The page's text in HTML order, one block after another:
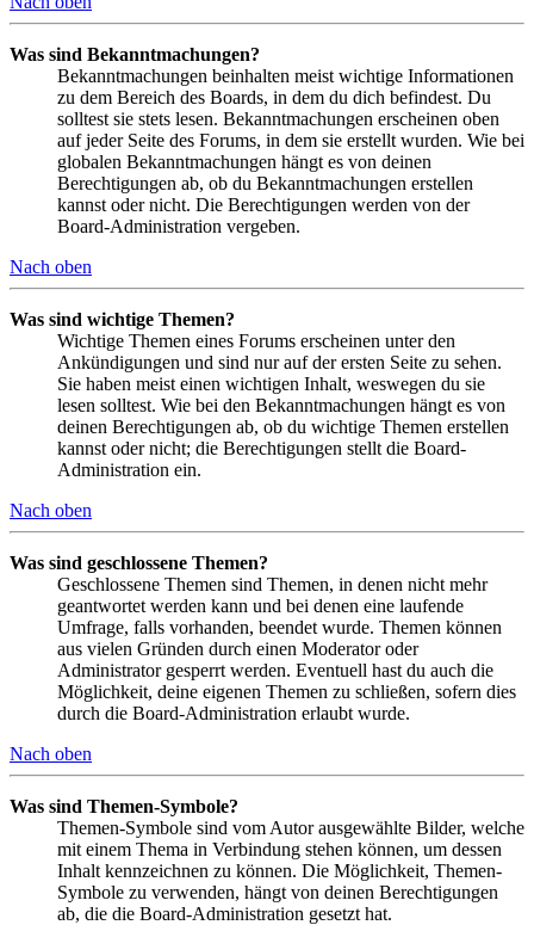
Was sind Bekanntmachungen?
Bekanntmachungen beinhalten meist wichtige Informationen
zu dem Bereich des Boards, in dem du dich befindest. Du
solltest sie stets lesen. Bekanntmachungen erscheinen oben
auf jeder Seite des Forums, in dem sie erstellt wurden. Wie bei
globalen Bekanntmachungen hängt es von deinen
Berechtigungen ab, ob du Bekanntmachungen erstellen
kannst oder nicht. Die Berechtigungen werden von der
Board-Administration vergeben.
Nach oben
Was sind wichtige Themen?
Wichtige Themen eines Forums erscheinen unter den
Ankündigungen und sind nur auf der ersten Seite zu sehen.
Sie haben meist einen wichtigen Inhalt, weswegen du sie
lesen solltest. Wie bei den Bekanntmachungen hängt es von
deinen Berechtigungen ab, ob du wichtige Themen erstellen
kannst oder nicht; die Berechtigungen stellt die Board-
Administration ein.
Nach oben
Was sind geschlossene Themen?
Geschlossene Themen sind Themen, in denen nicht mehr
geantwortet werden kann und bei denen eine laufende
Umfrage, falls vorhanden, beendet wurde. Themen können
aus vielen Gründen durch einen Moderator oder
Administrator gesperrt werden. Eventuell hast du auch die
Möglichkeit, deine eigenen Themen zu schließen, sofern dies
durch die Board-Administration erlaubt wurde.
Nach oben
Was sind Themen-Symbole?
Themen-Symbole sind vom Autor ausgewählte Bilder, welche
mit einem Thema in Verbindung stehen können, um dessen
Inhalt kennzeichnen zu können. Die Möglichkeit, Themen-
Symbole zu verwenden, hängt von deinen Berechtigungen
ab, die die Board-Administration gesetzt hat.